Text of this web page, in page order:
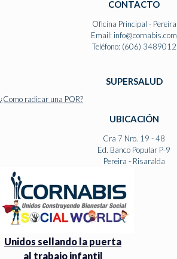
CONTACTO
Oficina Principal - Pereira
Email: info@cornabis.com
Teléfono: (606) 3489012
SUPERSALUD
¿Como radicar una PQR?
UBICACIÓN
Cra 7 Nro. 19 - 48
Ed. Banco Popular P-9
Pereira - Risaralda
Unidos sellando la puerta
al trabajo infantil